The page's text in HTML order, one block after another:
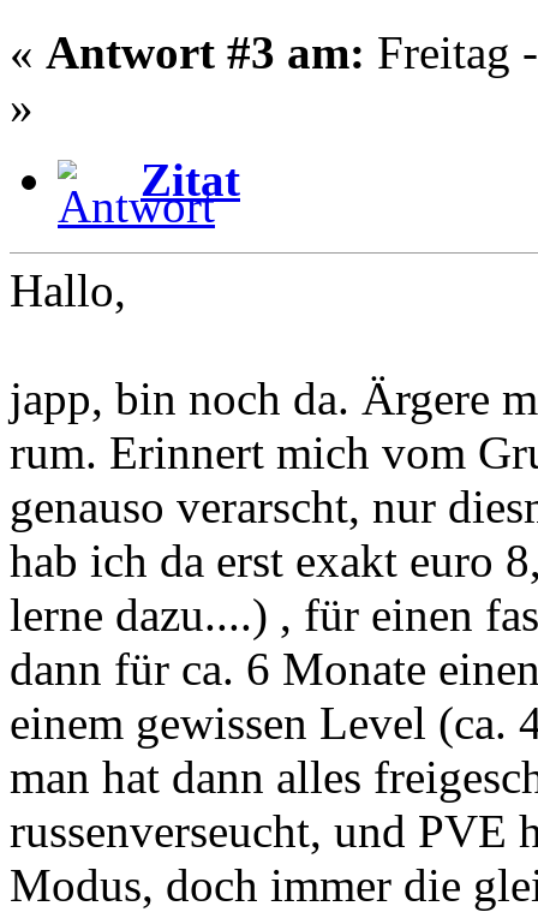
« Antwort #3 am: Freitag
»
Zitat
Hallo,
japp, bin noch da. Ärgere
rum. Erinnert mich vom
genauso verarscht, nur
hab ich da erst exakt euro
lerne dazu....) , für einen
dann für ca. 6 Monate
einem gewissen Level (ca.
man hat dann alles
russenverseucht, und PVE
Modus, doch immer die